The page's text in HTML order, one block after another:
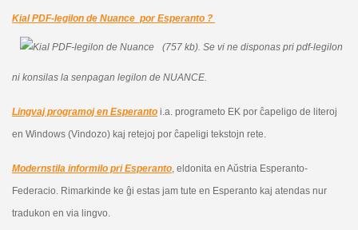
Kial PDF-legilon de Nuance por Esperanto ?
(757 kb). Se vi ne disponas pri pdf-legilon
ni konsilas la senpagan legilon de NUANCE.
Lingvaj programoj en Esperantoi.a. programeto EK por ĉapeligo de literoj
en Windows (Vindozo) kaj retejoj por ĉapeligi tekstojn rete.
Modernstila informilo pri Esperanto, eldonita en Aŭstria Esperanto-
Federacio. Rimarkinde ke ĝi estas jam tute en Esperanto kaj atendas nur
tradukon en via lingvo.